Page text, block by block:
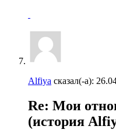
Alfiya сказал(-а):
Re: Мои
(история